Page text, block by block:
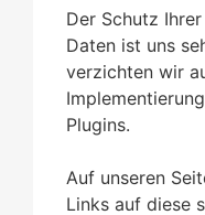
Der Schutz
Daten ist uns
verzichten wir
Plugins.
Auf unseren
Links auf diese